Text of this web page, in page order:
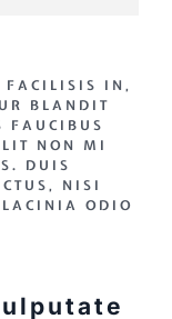
FACILISIS IN,
BLANDIT
FAUCIBUS
NON MI
DUIS
NISI
LACINIA ODIO